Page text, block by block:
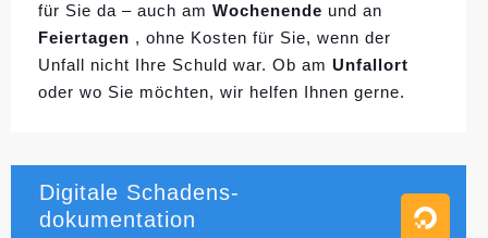
für Sie da – auch am Wochenende und an
Feiertagen , ohne Kosten für Sie, wenn der
Unfall nicht Ihre Schuld war. Ob am Unfallort
oder wo Sie möchten, wir helfen Ihnen gerne.
Digitale Schadens-
dokumentation